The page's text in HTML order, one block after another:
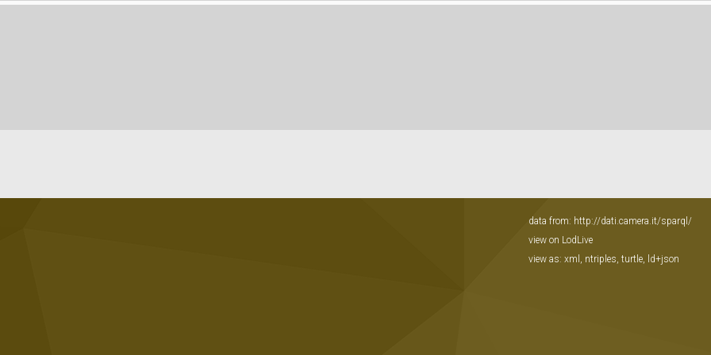
data from: http://dati.camera.it/sparql/
view on LodLive
view as: xml , ntriples, turtle, ld+json